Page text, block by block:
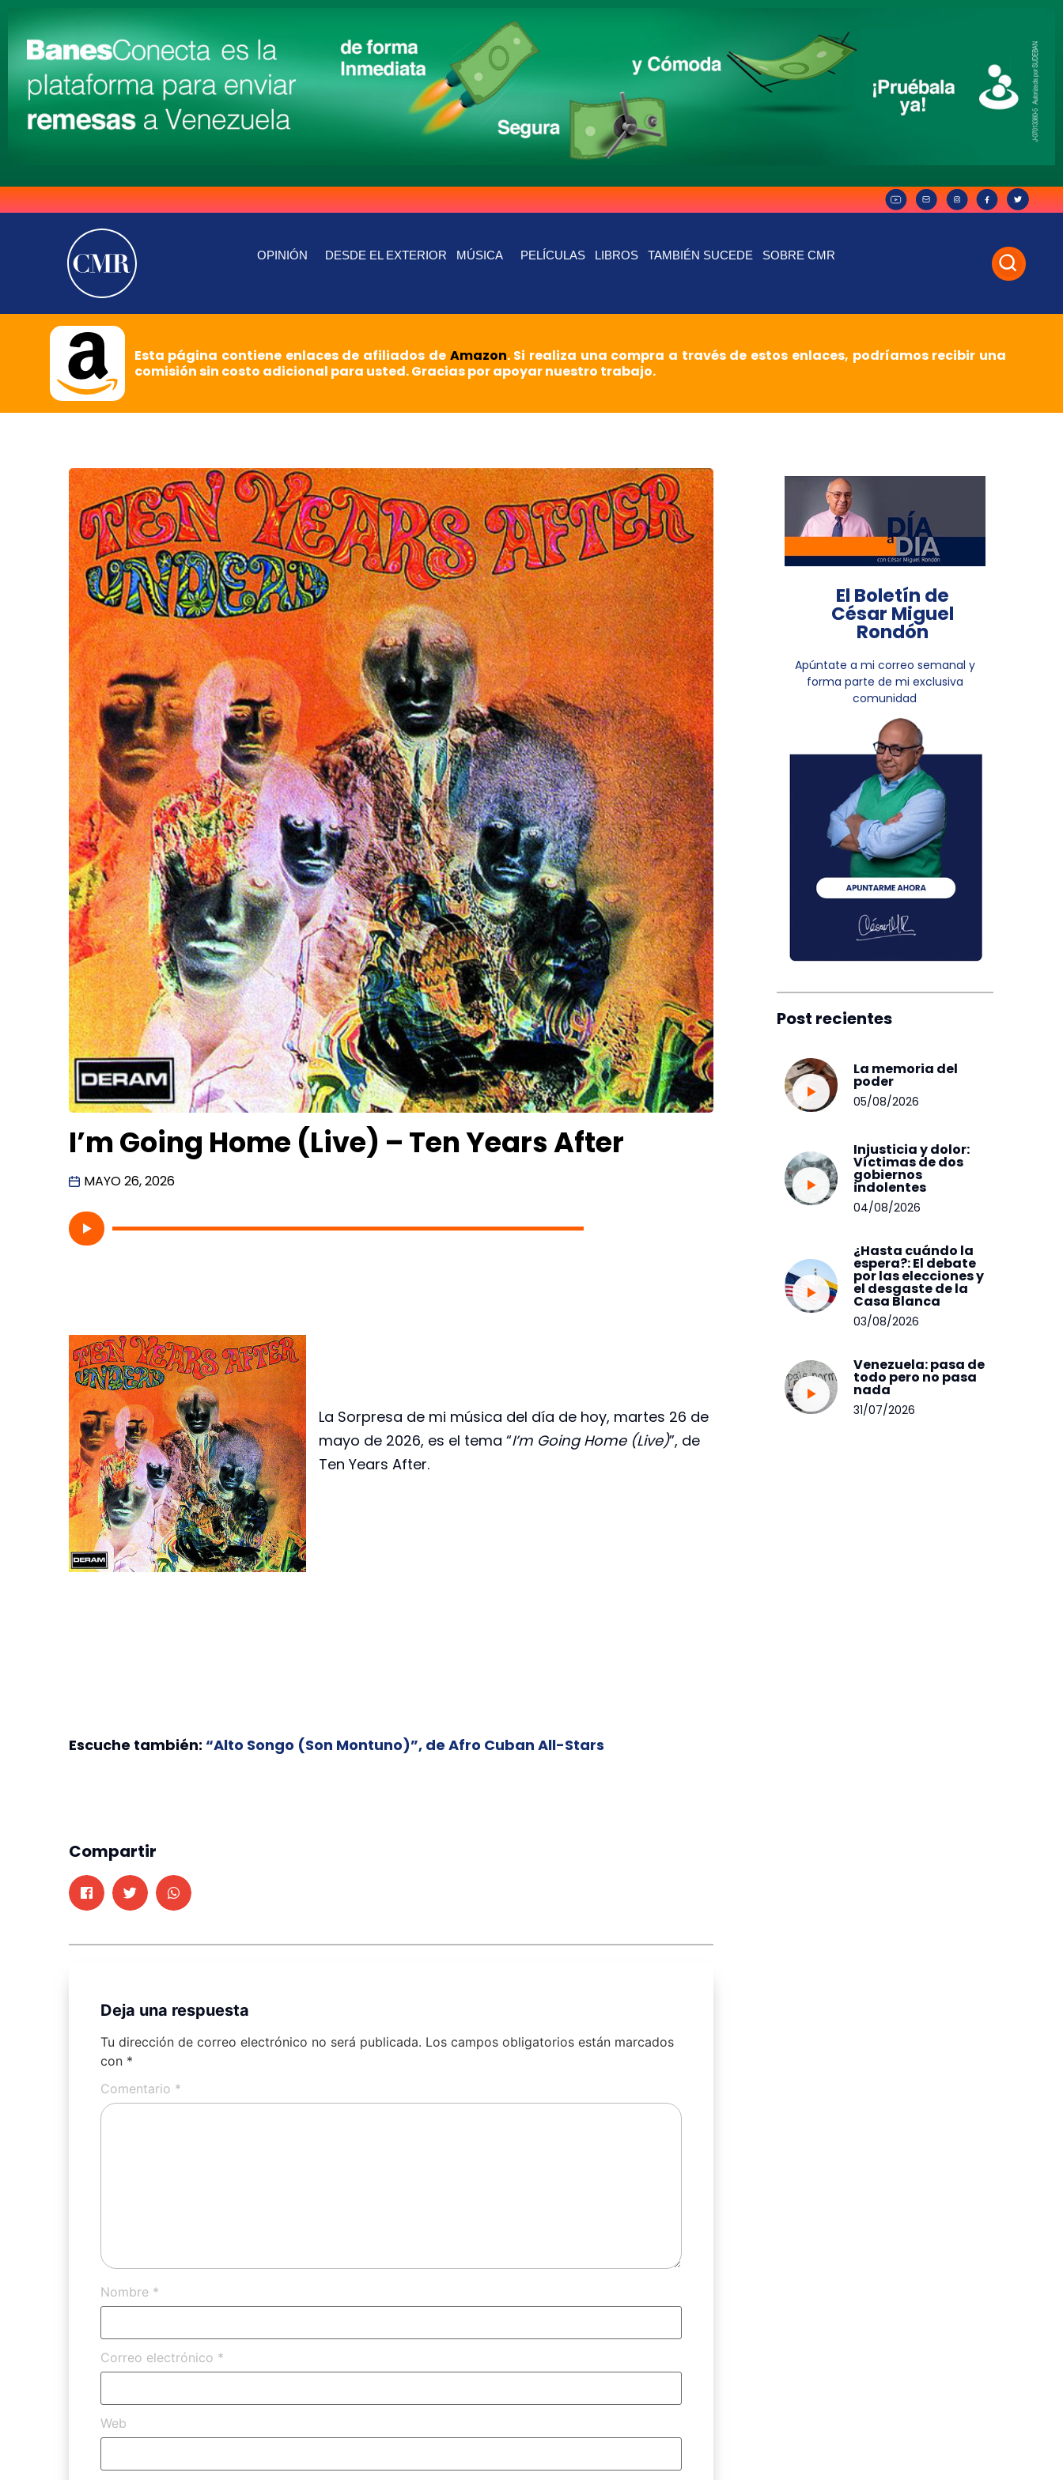
OPINIÓN DESDE EL EXTERIOR MÚSICA PELÍCULAS LIBROS TAMBIÉN SUCEDE SOBRE CMR
Esta página contiene enlaces de afiliados de Amazon. Si realiza una compra a través de estos enlaces, podríamos recibir una
comisión sin costo adicional para usted. Gracias por apoyar nuestro trabajo.
I’m Going Home (Live) – Ten Years After
MAYO 26, 2026
La Sorpresa de mi música del día de hoy, martes 26 de
mayo de 2026, es el tema “I’m Going Home (Live)”, de
Ten Years After.
Escuche también: “Alto Songo (Son Montuno)”, de Afro Cuban All-Stars
Compartir
Deja una respuesta
Tu dirección de correo electrónico no será publicada. Los campos obligatorios están marcados
con *
Comentario *
Nombre *
Correo electrónico *
Web
El Boletín de
César Miguel
Rondón
Apúntate a mi correo semanal y
forma parte de mi exclusiva
comunidad
Post recientes
La memoria del
poder
05/08/2026
Injusticia y dolor:
Víctimas de dos
gobiernos
indolentes
04/08/2026
¿Hasta cuándo la
espera?: El debate
por las elecciones y
el desgaste de la
Casa Blanca
03/08/2026
Venezuela: pasa de
todo pero no pasa
nada
31/07/2026